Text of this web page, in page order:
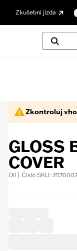
Zkušební jízda
Zkontroluj
GLOSS
COVER
Díl | Číslo SKU: